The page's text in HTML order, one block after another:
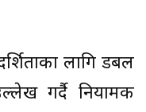
लागि डबल
गर्दै नियामक